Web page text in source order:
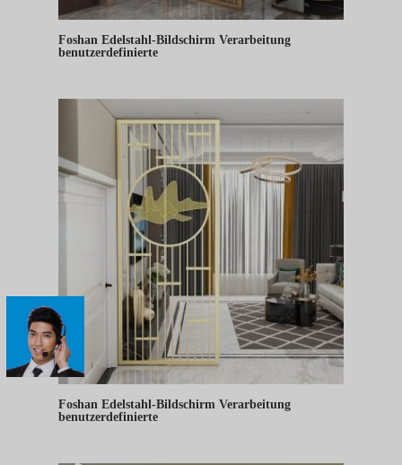
Foshan Edelstahl-Bildschirm Verarbeitung
benutzerdefinierte
Foshan Edelstahl-Bildschirm Verarbeitung
benutzerdefinierte